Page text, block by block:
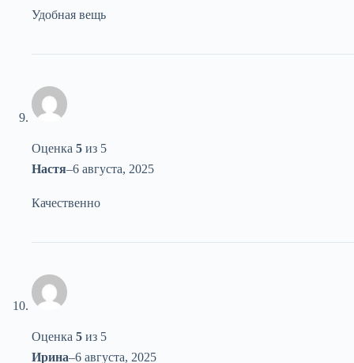
Удобная вещь
Оценка 5 из 5
Настя–6 августа, 2025
Качественно
Оценка 5 из 5
Ирина–6 августа, 2025